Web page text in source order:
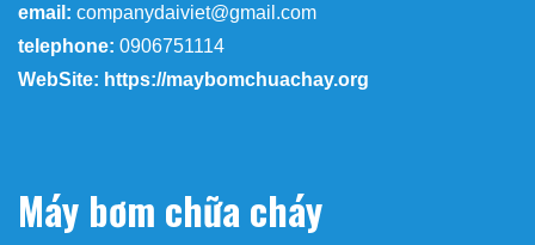
email: companydaiviet@gmail.com
telephone: 0906751114
WebSite: https://maybomchuachay.org
Máy bơm chữa cháy